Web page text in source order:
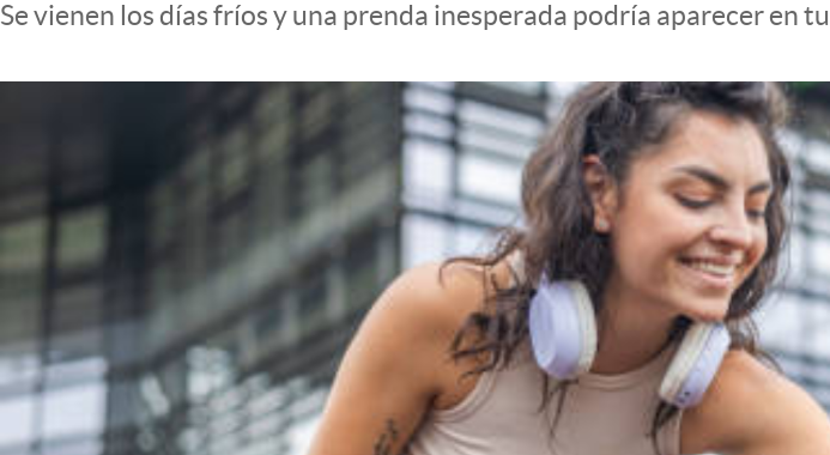
Mundial 2026
Se vienen los días fríos y una prenda inesperada podría aparecer